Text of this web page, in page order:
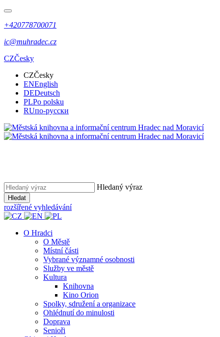
+420778700071
ic@muhradec.cz
CZČesky
CZČesky
ENEnglish
DEDeutsch
PLPo polsku
RUпо-русски
Hledaný výraz
Hledat
rozšířené vyhledávání
O Hradci
O Městě
Místní části
Vybrané významné osobnosti
Služby ve městě
Kultura
Knihovna
Kino Orion
Spolky, sdružení a organizace
Ohlédnutí do minulosti
Doprava
Senioři